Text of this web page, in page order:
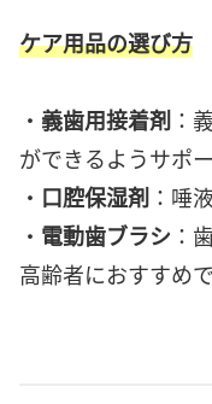
ケア用品の選び方
・ 義歯用接着剤 ：
ができるようサポ
・ 口腔保湿剤 ：唾
・ 電動歯ブラシ ：
高齢者におすすめで